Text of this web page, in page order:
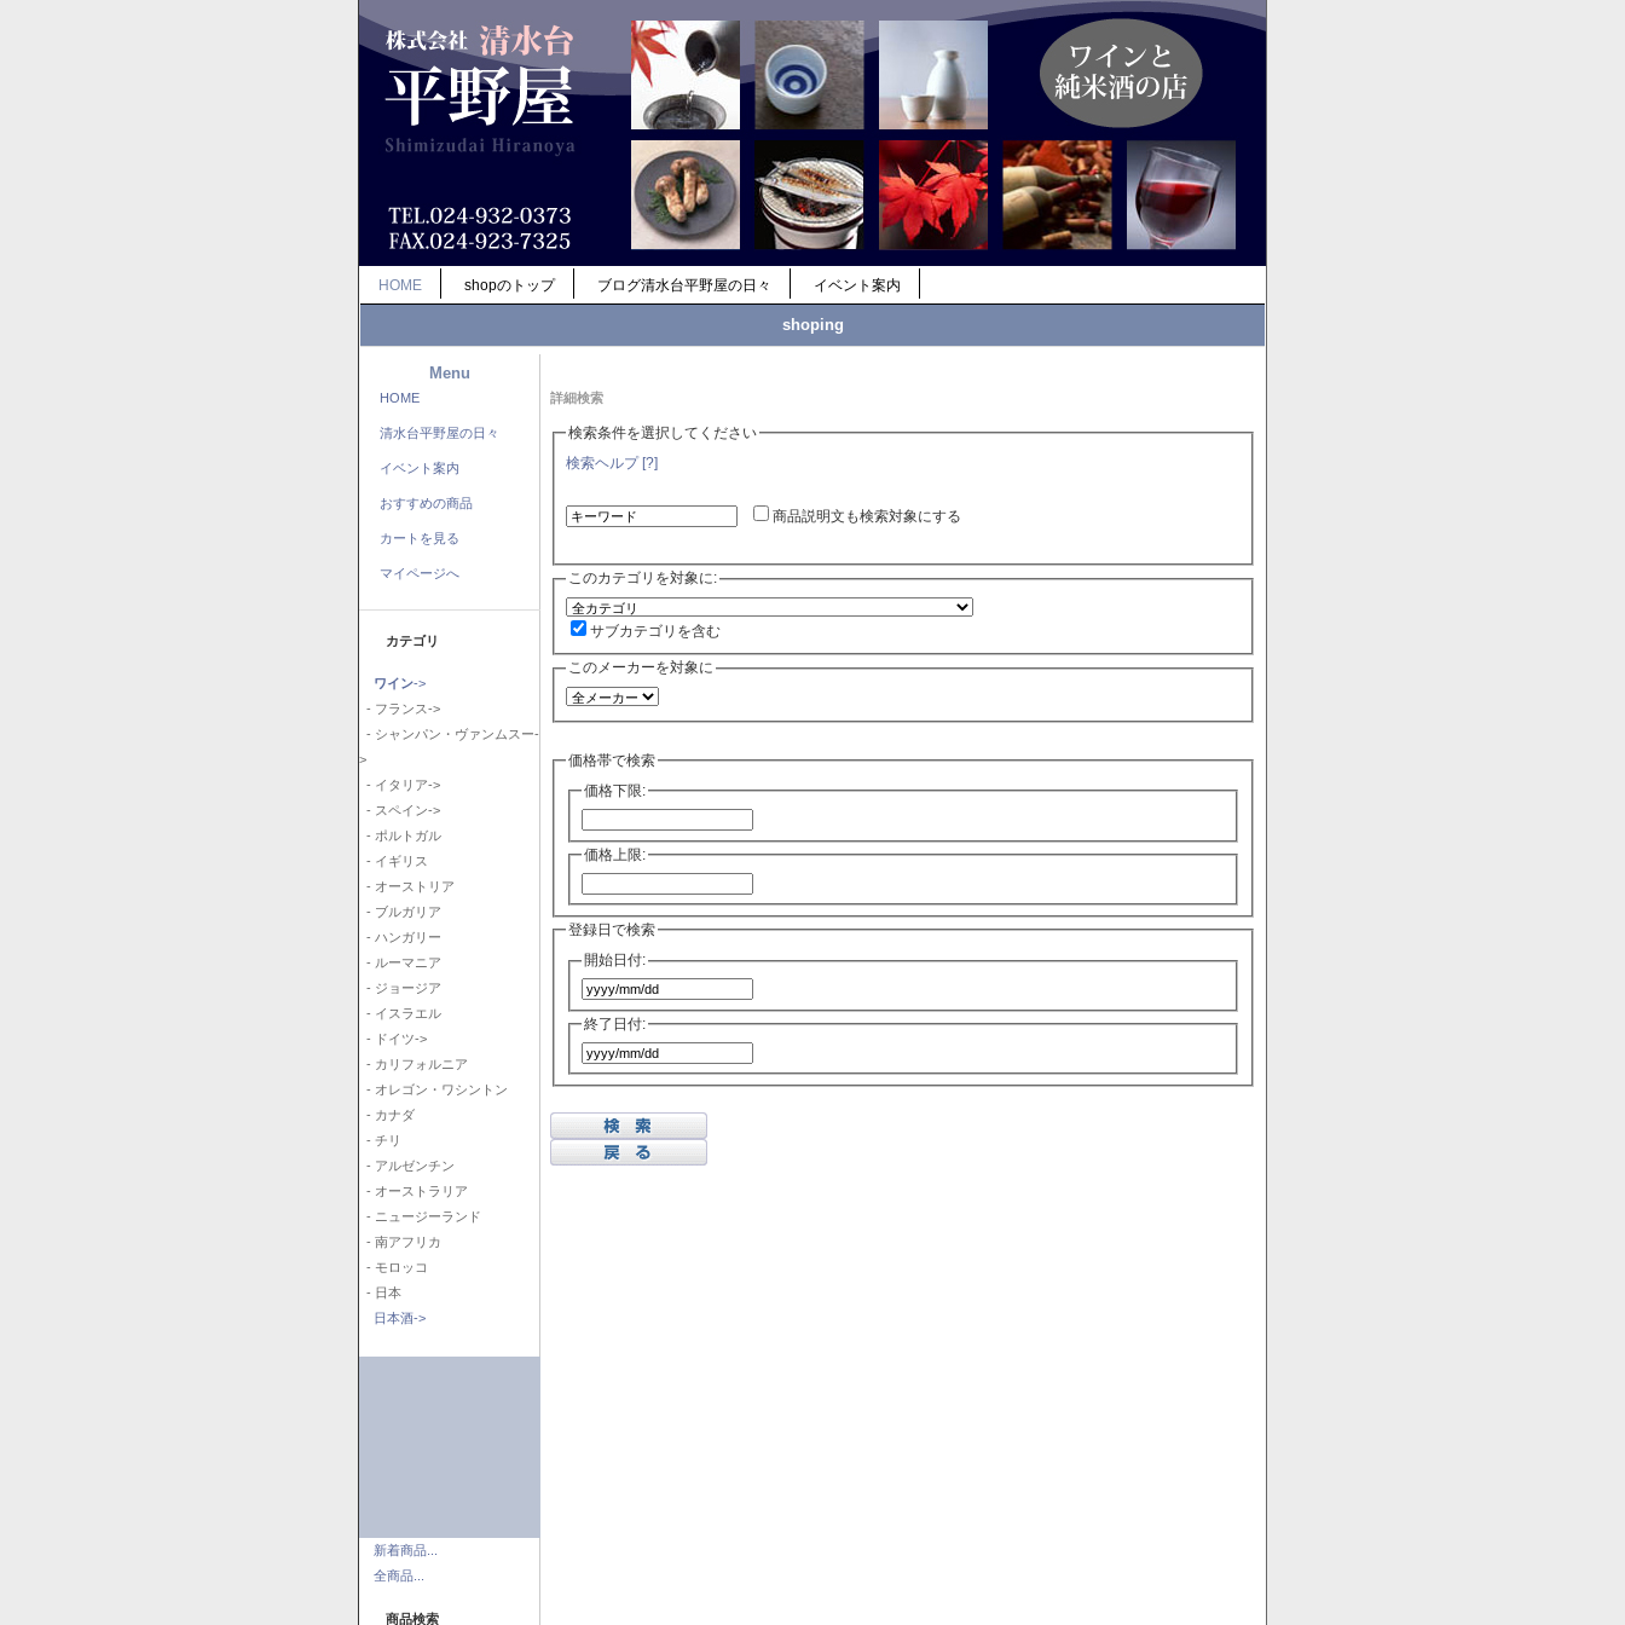
HOME shopのトップ ブログ清水台平野屋の日々 イベント案内
shoping
Menu
HOME
清水台平野屋の日々
イベント案内
おすすめの商品
カートを見る
マイページへ
カテゴリ
ワイン->
- フランス->
- シャンパン・ヴァンムスー-
>
- イタリア->
- スペイン->
- ポルトガル
- イギリス
- オーストリア
- ブルガリア
- ハンガリー
- ルーマニア
- ジョージア
- イスラエル
- ドイツ->
- カリフォルニア
- オレゴン・ワシントン
- カナダ
- チリ
- アルゼンチン
- オーストラリア
- ニュージーランド
- 南アフリカ
- モロッコ
- 日本
日本酒->
新着商品...
全商品...
商品検索
詳細検索
検索条件を選択してください
検索ヘルプ [?]
商品説明文も検索対象にする
このカテゴリを対象に:
サブカテゴリを含む
このメーカーを対象に
価格帯で検索
価格下限:
価格上限:
登録日で検索
開始日付:
終了日付: